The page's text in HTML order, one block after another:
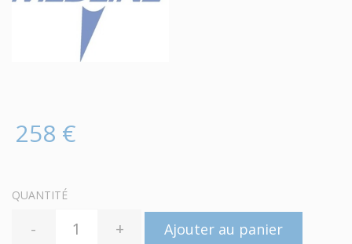
258 €
QUANTITÉ
- + Ajouter au panier